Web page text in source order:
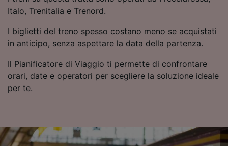
Italo, Trenitalia e Trenord.
I biglietti del treno spesso costano meno se acquistati
in anticipo, senza aspettare la data della partenza.
Il Pianificatore di Viaggio ti permette di confrontare
orari, date e operatori per scegliere la soluzione ideale
per te.
Utilizzare dati di geolocalizzazione precisi.
dispositivo ai fini dell’identificazione.
Archiviare informazioni su dispositivo e/o
accedervi. Pubblicità e contenuti
personalizzati, misurazione delle prestazioni
dei contenuti e degli annunci, ricerche sul
pubblico, sviluppo di servizi.